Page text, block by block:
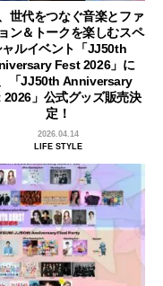
世代をつなぐ音楽とファ
ン＆トークを楽しむスペ
ャルイベント「JJ50th
Fest 2026」に
「JJ50th Anniversary
2026」公式グッズ販売決
定！
2026.04.14
LIFE STYLE